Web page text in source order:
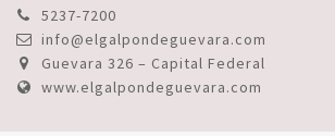
5237-7200
info@elgalpondeguevara.com
Guevara 326 – Capital Federal
www.elgalpondeguevara.com